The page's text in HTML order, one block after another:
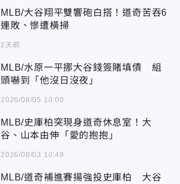
MLB/大谷翔平雙響砲白搭！道奇苦吞6
連敗、慘遭橫掃
2天前
MLB/水原一平挪大谷錢簽賭填債 組
頭嚇到「他沒日沒夜」
2026/08/05 10:00
MLB/史庫柏突現身道奇休息室！大
谷、山本由伸「愛的抱抱」
2026/08/03 10:49
MLB/道奇補進賽揚強投史庫柏 大谷